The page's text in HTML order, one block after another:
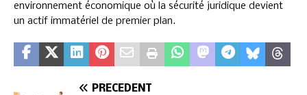
environnement économique où la sécurité juridique devient
un actif immatériel de premier plan.
PRÉCÉDENT